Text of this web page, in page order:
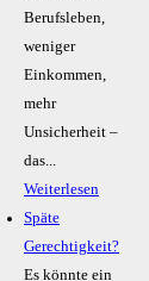
Berufsleben,
weniger
Einkommen,
mehr
Unsicherheit –
das...
Weiterlesen
Späte
Gerechtigkeit?
Es könnte ein